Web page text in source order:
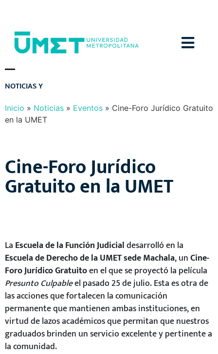
NOTICIASY
Inicio » Noticias » Eventos » Cine-Foro Jurídico Gratuito
en la UMET
Cine-Foro Jurídico
Gratuito en la UMET
La Escuela de la Función Judicialdesarrolló en la
Escuela de Derecho de la UMET sede Machala, unCine-
Foro Jurídico Gratuitoen el que se proyectóla película
Presunto Culpableel pasado 25 de julio. Esta es otra de
las acciones que fortalecen la comunicación
permanente que mantienen ambas instituciones, en
virtud de lazos académicos que permitan que nuestros
graduados brinden un servicio excelente y pertinente a
la comunidad.